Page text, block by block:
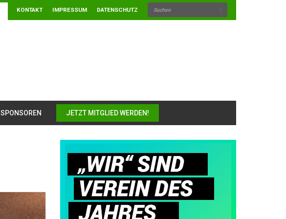
KONTAKT IMPRESSUM DATENSCHUTZ
SPONSOREN JETZT MITGLIED WERDEN!